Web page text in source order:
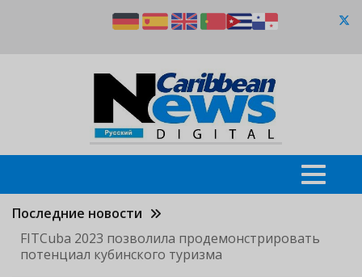
Последние новости
FITCuba 2023 позволила продемонстрировать
потенциал кубинского туризма